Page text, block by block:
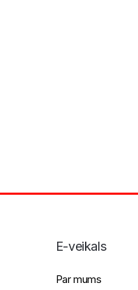
E-veikals
Par mums